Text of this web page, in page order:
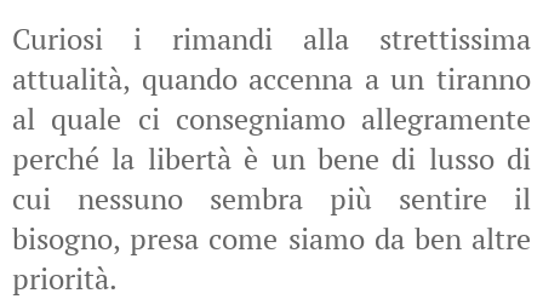
Curiosi i rimandi alla strettissima
attualità, quando accenna a un tiranno
al quale ci consegniamo allegramente
perché la libertà è un bene di lusso di
cui nessuno sembra più sentire il
bisogno, presa come siamo da ben altre
priorità.